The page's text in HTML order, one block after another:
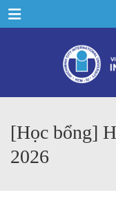
Menu
[Học bổng]
2026